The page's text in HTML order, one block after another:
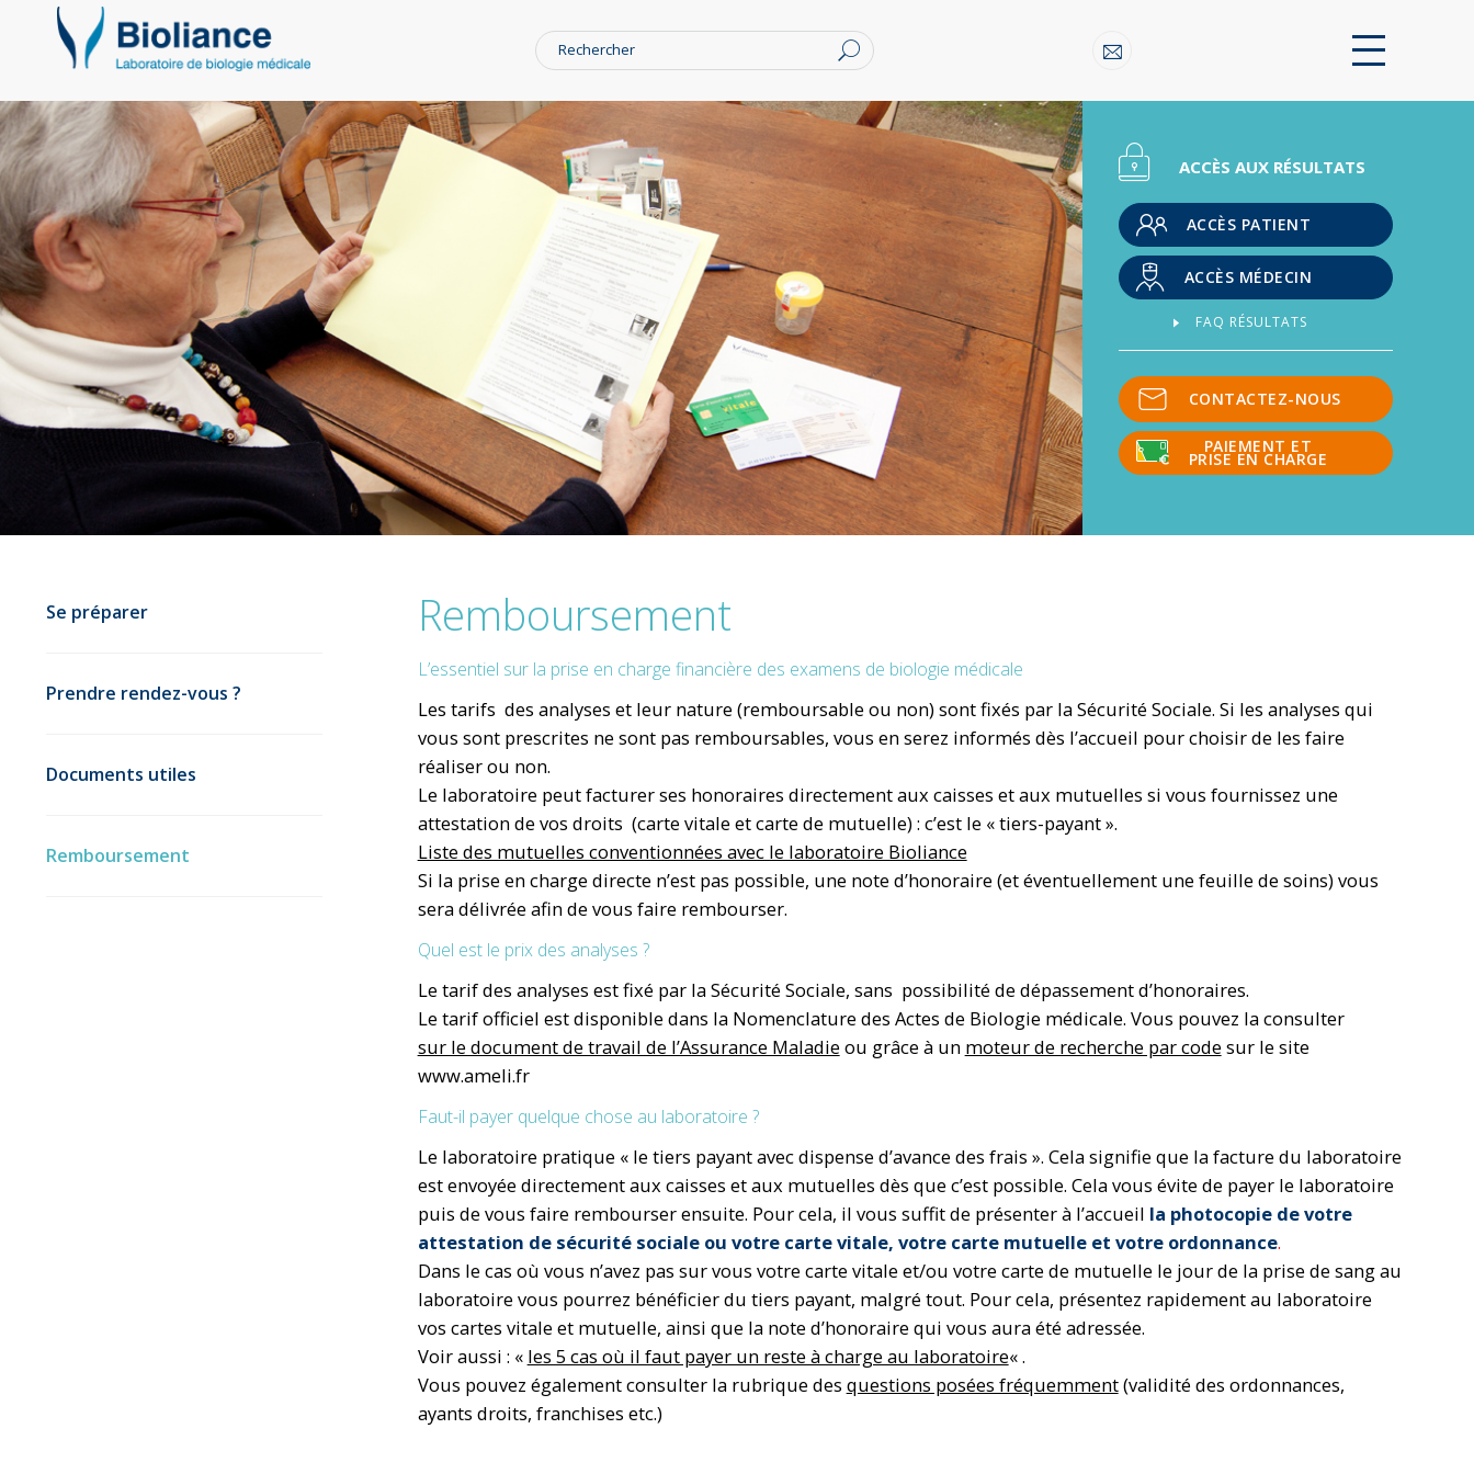
Nantes
région
nantaise
ACCÈS AUX RÉSULTATS
ACCÈS PATIENT
ACCÈS MÉDECIN
FAQ RÉSULTATS
CONTACTEZ-NOUS
PAIEMENT ET
PRISE EN CHARGE
Se préparer
Prendre rendez-vous ?
Documents utiles
Remboursement
Remboursement
L’essentiel sur la prise en charge financière des examens de biologie médicale
Les tarifs des analyses et leur nature (remboursable ou non) sont fixés par la Sécurité Sociale. Si les analyses qui
vous sont prescrites ne sont pas remboursables, vous en serez informés dès l’accueil pour choisir de les faire
réaliser ou non.
Le laboratoire peut facturer ses honoraires directement aux caisses et aux mutuelles si vous fournissez une
attestation de vos droits (carte vitale et carte de mutuelle) : c’est le « tiers-payant ».
Liste des mutuelles conventionnées avec le laboratoire Bioliance
Si la prise en charge directe n’est pas possible, une note d’honoraire (et éventuellement une feuille de soins) vous
sera délivrée afin de vous faire rembourser.
Quel est le prix des analyses ?
Le tarif des analyses est fixé par la Sécurité Sociale, sans possibilité de dépassement d’honoraires.
Le tarif officiel est disponible dans la Nomenclature des Actes de Biologie médicale. Vous pouvez la consulter
sur le document de travail de l’Assurance Maladie ou grâce à un moteur de recherche par code sur le site
www.ameli.fr
Faut-il payer quelque chose au laboratoire ?
Le laboratoire pratique « le tiers payant avec dispense d’avance des frais ». Cela signifie que la facture du laboratoire
est envoyée directement aux caisses et aux mutuelles dès que c’est possible. Cela vous évite de payer le laboratoire
puis de vous faire rembourser ensuite. Pour cela, il vous suffit de présenter à l’accueil la photocopie de votre
attestation de sécurité sociale ou votre carte vitale, votre carte mutuelle et votre ordonnance.
Dans le cas où vous n’avez pas sur vous votre carte vitale et/ou votre carte de mutuelle le jour de la prise de sang au
laboratoire vous pourrez bénéficier du tiers payant, malgré tout. Pour cela, présentez rapidement au laboratoire
vos cartes vitale et mutuelle, ainsi que la note d’honoraire qui vous aura été adressée.
Voir aussi : « les 5 cas où il faut payer un reste à charge au laboratoire« .
Vous pouvez également consulter la rubrique des questions posées fréquemment(validité des ordonnances,
ayants droits, franchises etc.)